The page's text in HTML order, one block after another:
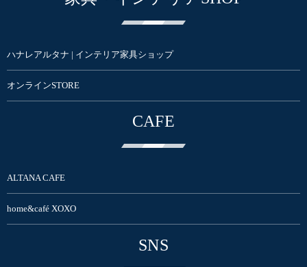
ハナレアルタナ | インテリア家具ショップ
オンラインSTORE
CAFE
ALTANA CAFE
home&café XOXO
SNS